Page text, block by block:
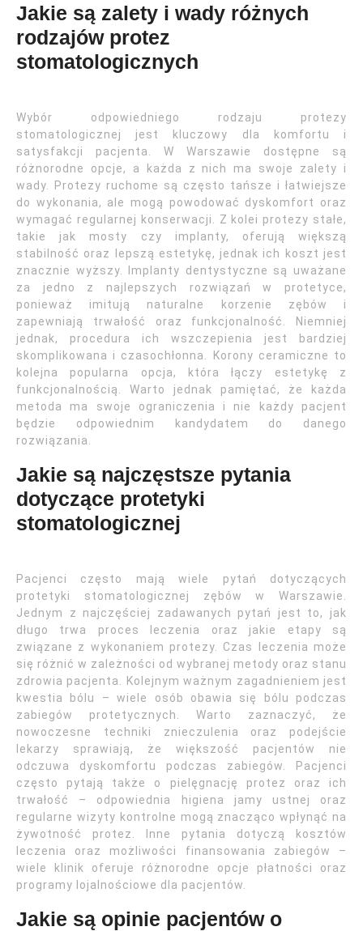
Jakie są zalety i wady różnych
rodzajów protez
stomatologicznych
Wybór odpowiedniego rodzaju protezy
stomatologicznej jest kluczowy dla komfortu i
satysfakcji pacjenta. W Warszawie dostępne są
różnorodne opcje, a każda z nich ma swoje zalety i
wady. Protezy ruchome są często tańsze i łatwiejsze
do wykonania, ale mogą powodować dyskomfort oraz
wymagać regularnej konserwacji. Z kolei protezy stałe,
takie jak mosty czy implanty, oferują większą
stabilność oraz lepszą estetykę, jednak ich koszt jest
znacznie wyższy. Implanty dentystyczne są uważane
za jedno z najlepszych rozwiązań w protetyce,
ponieważ imitują naturalne korzenie zębów i
zapewniają trwałość oraz funkcjonalność. Niemniej
jednak, procedura ich wszczepienia jest bardziej
skomplikowana i czasochłonna. Korony ceramiczne to
kolejna popularna opcja, która łączy estetykę z
funkcjonalnością. Warto jednak pamiętać, że każda
metoda ma swoje ograniczenia i nie każdy pacjent
będzie odpowiednim kandydatem do danego
rozwiązania.
Jakie są najczęstsze pytania
dotyczące protetyki
stomatologicznej
Pacjenci często mają wiele pytań dotyczących
protetyki stomatologicznej zębów w Warszawie.
Jednym z najczęściej zadawanych pytań jest to, jak
długo trwa proces leczenia oraz jakie etapy są
związane z wykonaniem protezy. Czas leczenia może
się różnić w zależności od wybranej metody oraz stanu
zdrowia pacjenta. Kolejnym ważnym zagadnieniem jest
kwestia bólu – wiele osób obawia się bólu podczas
zabiegów protetycznych. Warto zaznaczyć, że
nowoczesne techniki znieczulenia oraz podejście
lekarzy sprawiają, że większość pacjentów nie
odczuwa dyskomfortu podczas zabiegów. Pacjenci
często pytają także o pielęgnację protez oraz ich
trwałość – odpowiednia higiena jamy ustnej oraz
regularne wizyty kontrolne mogą znacząco wpłynąć na
żywotność protez. Inne pytania dotyczą kosztów
leczenia oraz możliwości finansowania zabiegów –
wiele klinik oferuje różnorodne opcje płatności oraz
programy lojalnościowe dla pacjentów.
Jakie są opinie pacjentów o